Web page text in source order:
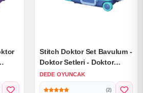
Stitch Doktor Set Bavulum -
Doktor Setleri - Doktor
Oyuncak Seti - Disney
Stitch Doktorculuk Oyunu
DEDE OYUNCAK
(2)